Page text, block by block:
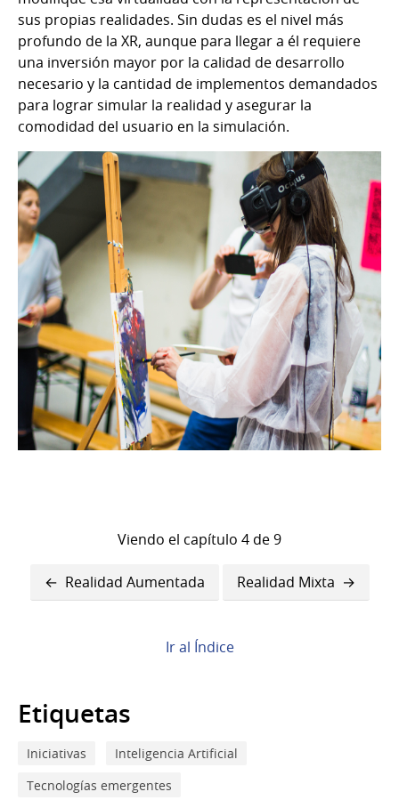
sus propias realidades. Sin dudas es el nivel más
profundo de la XR, aunque para llegar a él requiere
una inversión mayor por la calidad de desarrollo
necesario y la cantidad de implementos demandados
para lograr simular la realidad y asegurar la
comodidad del usuario en la simulación.
Viendo el capítulo 4 de 9
Enlaces
transversales
para
Realidad
Virtual
Realidad Aumentada Realidad Mixta
Ir al Índice
Etiquetas
Iniciativas
Inteligencia Artificial
Tecnologías emergentes